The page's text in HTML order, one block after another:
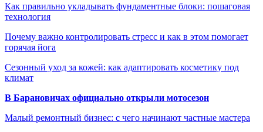
Как правильно укладывать фундаментные блоки: пошаговая
технология
Почему важно контролировать стресс и как в этом помогает
горячая йога
Сезонный уход за кожей: как адаптировать косметику под
климат
В Барановичах официально открыли мотосезон
Малый ремонтный бизнес: с чего начинают частные мастера